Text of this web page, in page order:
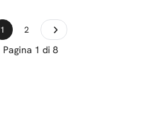
1 2
Pagina 1 di 8